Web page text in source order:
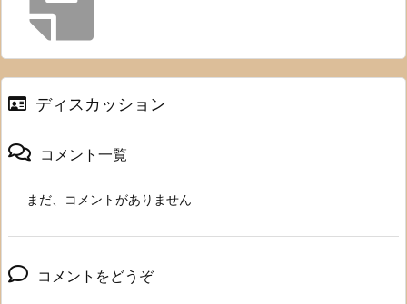
ディスカッション
コメント一覧
まだ、コメントがありません
コメントをどうぞ